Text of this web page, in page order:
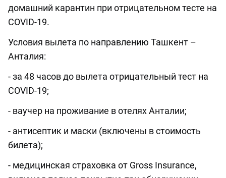
домашний карантин при отрицательном тесте на
COVID-19.
Условия вылета по направлению Ташкент –
Анталия:
- за 48 часов до вылета отрицательный тест на
COVID-19;
- ваучер на проживание в отелях Анталии;
- антисептик и маски (включены в стоимость
билета);
- медицинская страховка от Gross Insurance,